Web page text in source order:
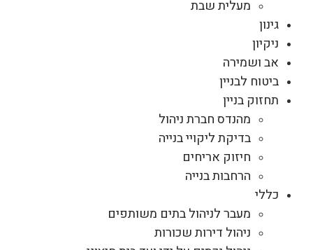
מעלית שבת
גינון
ניקיון
אב ושמירה
ביטוח לבניין
תחזוק בניין
מהנדס חברת ניהול
בדיקת ליקויי בנייה
חיזוק אריחים
הרחבות בנייה
כללי
מעבר לניהול בתים משותפים
ניהול דירות שכורות